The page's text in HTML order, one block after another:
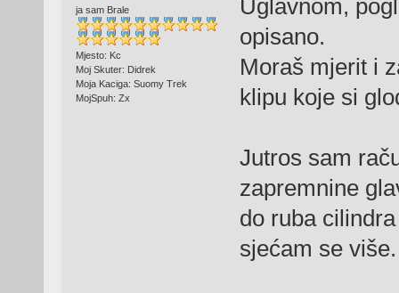
ja sam Brale
Mjesto: Kc
Moj Skuter: Didrek
Moja Kaciga: Suomy Trek
MojSpuh: Zx
Uglavnom,
opisano.
Moraš mjerit i
klipu koje si
Jutros sam
zapremnine
do ruba
sjećam se više.